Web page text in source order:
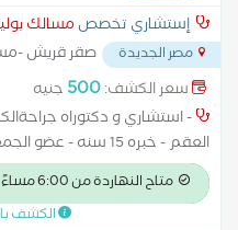
إستشاري تخصص مسالك
مصر الجديدة صقر قريش -
سعر الكشف:500 جنيه
- استشاري و دكتوراه
العقم - خبره 15 سنه
لجراحة المسالك البولية
متاح النهاردة من 6:00 مساءً
الكشف